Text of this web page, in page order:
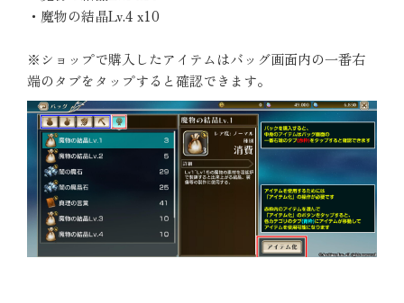
・魔物の結晶Lv.4 x10
※ショップで購入したアイテムはバッグ画面内の一番右
端のタブをタップすると確認できます。